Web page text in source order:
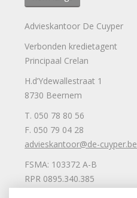
Advieskantoor De Cuyper
Verbonden kredietagent
Principaal Crelan
H.d’Ydewallestraat 1
8730 Beernem
T. 050 78 80 56
F. 050 79 04 28
advieskantoor@de-cuyper.be
FSMA: 103372 A-B
RPR 0895.340.385